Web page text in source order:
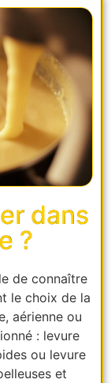
dans
?
de connaître
le choix de la
aérienne ou
: levure
ou levure
et